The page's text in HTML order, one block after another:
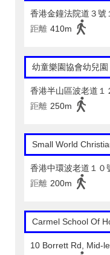
香港金鐘法院道３號
距離 410m
幼童樂園協會幼兒園
香港半山區波老道１
距離 250m
Small World
香港中環波老道１０
距離 200m
Carmel School Of
10 Borrett Rd, Mid-